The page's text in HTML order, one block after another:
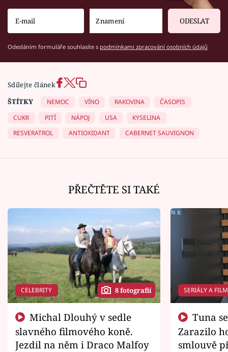
ODESLAT
Odesláním formuláře souhlasíte s podmínkami zpracování osobních údajů
Sdílejte článek
ŠTÍTKY
NEMOC VÍNO RAKOVINA
ČASOPIS
CUKR
PITÍ NÁPOJ USA
KYSELINA
RESVERATROL
ANTIOXIDANT CABERNET SAUVIGNON
PŘEČTĚTE SI TAKÉ
CELEBRITY 8 fotografií
slavného filmového koně.
Jezdil na něm i Draco Malfoy
SERIÁLY A
Zarazilo
smlouvě